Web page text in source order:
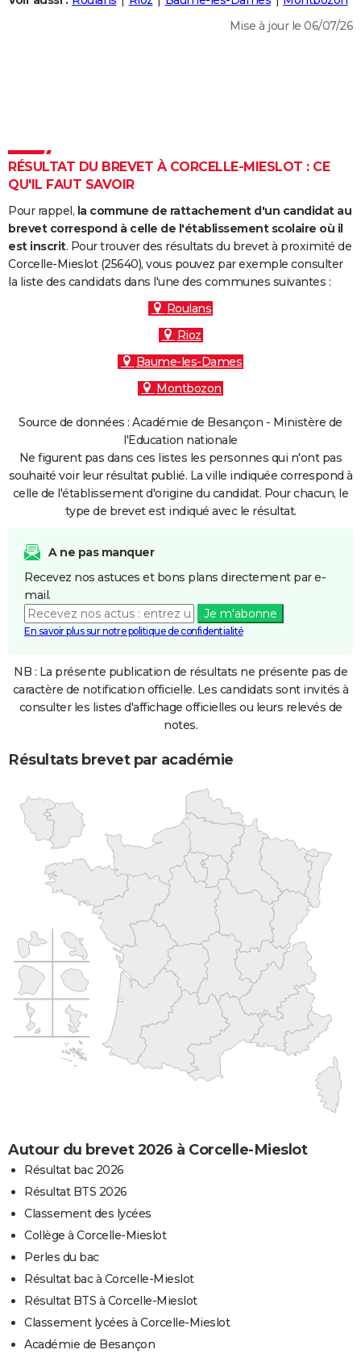
DICTIONNAIRE
Dictionnaire
Biographies
Citations
Expressions
Proverbes
PROGRAMME TV
COPAINS D'AVANT
S'inscrire
Se connecter
Lycées
Collèges
Primaires
Universités
Entreprises
Service militaire
Avis de recherche
AVIS DE DÉCÈS
FORUM
Mise à jour le 06/07/26
RÉSULTAT DU BREVET À CORCELLE-MIESLOT : CE
QU'IL FAUT SAVOIR
Pour rappel, la commune de rattachement d'un candidat au
brevet correspond à celle de l'établissement scolaire où il
est inscrit. Pour trouver des résultats du brevet à proximité de
Corcelle-Mieslot (25640), vous pouvez par exemple consulter
la liste des candidats dans l'une des communes suivantes :
Roulans
Rioz
Baume-les-Dames
Montbozon
Source de données : Académie de Besançon - Ministère de
l'Education nationale
Ne figurent pas dans ces listes les personnes qui n'ont pas
souhaité voir leur résultat publié. La ville indiquée correspond à
celle de l'établissement d'origine du candidat. Pour chacun, le
type de brevet est indiqué avec le résultat.
A ne pas manquer
Recevez nos astuces et bons plans directement par e-
mail.
Je m'abonne
En savoir plus sur notre politique de confidentialité
NB : La présente publication de résultats ne présente pas de
caractère de notification officielle. Les candidats sont invités à
consulter les listes d'affichage officielles ou leurs relevés de
notes.
Résultats brevet par académie
Autour du brevet 2026 à Corcelle-Mieslot
Résultat bac 2026
Résultat BTS 2026
Classement des lycées
Collège à Corcelle-Mieslot
Perles du bac
Résultat bac à Corcelle-Mieslot
Résultat BTS à Corcelle-Mieslot
Classement lycées à Corcelle-Mieslot
Académie de Besançon